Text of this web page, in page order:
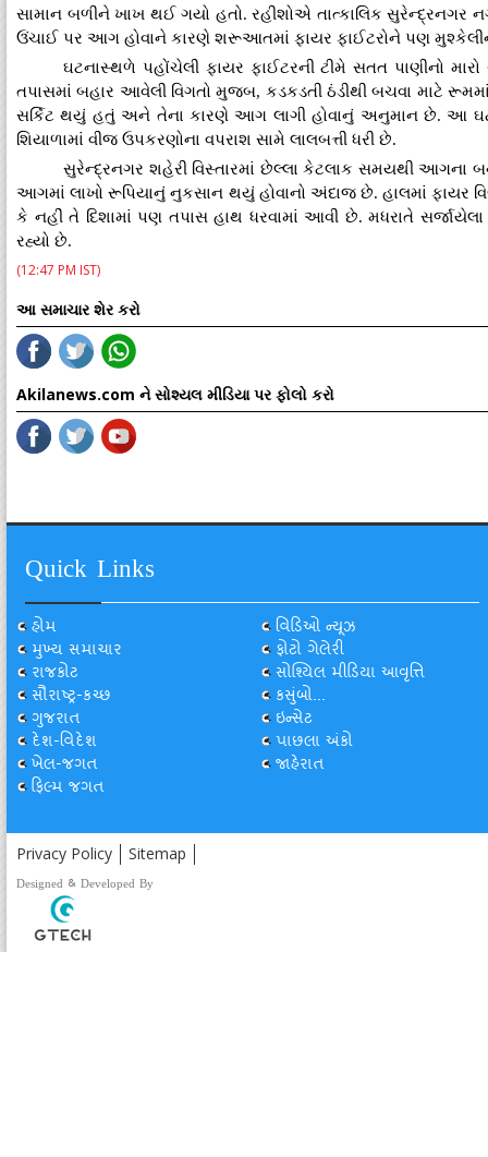
સામાન બળીને ખાખ થઈ ગયો હતો. રહીશોએ તાત્કાલિક સુરેન્દ્રનગર
ઉંચાઈ પર આગ હોવાને કારણે શરૂઆતમાં ફાયર ફાઈટરોને પણ
ઘટનાસ્થળે પહોંચેલી ફાયર ફાઈટરની ટીમે સતત પાણીનો
તપાસમાં બહાર આવેલી વિગતો મુજબ, કડકડતી ઠંડીથી બચવા માટે
સર્કિટ થયું હતું અને તેના કારણે આગ લાગી હોવાનું અનુમાન છે. આ
શિયાળામાં વીજ ઉપકરણોના વપરાશ સામે લાલબત્તી ધરી છે.
સુરેન્દ્રનગર શહેરી વિસ્તારમાં છેલ્લા કેટલાક સમયથી આગના
આગમાં લાખો રૂપિયાનું નુકસાન થયું હોવાનો અંદાજ છે. હાલમાં ફાયર
કે નહીં તે દિશામાં પણ તપાસ હાથ ધરવામાં આવી છે. મધરાતે
રહ્યો છે.
(12:47 PM IST)
આ સમાચાર શેર કરો
Akilanews.com ને સોશ્યલ મીડિયા પર ફોલો કરો
Quick Links
હોમ
મુખ્ય સમાચાર
રાજકોટ
સૌરાષ્ટ્ર-કચ્છ
ગુજરાત
દેશ-વિદેશ
ખેલ-જગત
ફિલ્મ જગત
વિડિઓ ન્યૂઝ
ફોટો ગેલેરી
સોશ્યિલ મીડિયા આવૃત્તિ
કસુંબો...
ઇન્સેટ
પાછલા અંકો
જાહેરાત
Privacy Policy Sitemap
Designed & Developed By